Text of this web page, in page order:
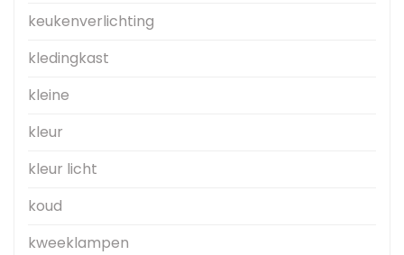
keukenverlichting
kledingkast
kleine
kleur
kleur licht
koud
kweeklampen